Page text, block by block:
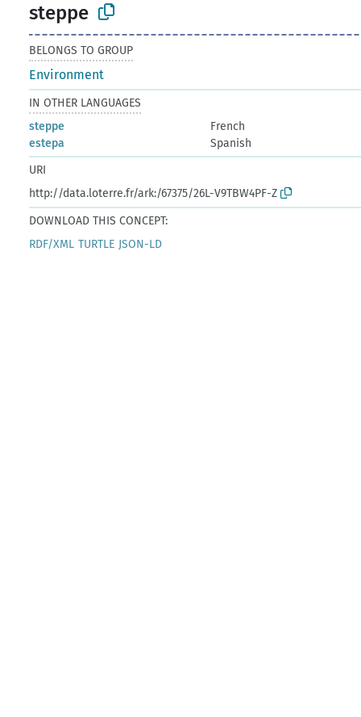
steppe
BELONGS TO GROUP
Environment
IN OTHER LANGUAGES
steppe
French
estepa
Spanish
URI
http://data.loterre.fr/ark:/67375/26L-V9TBW4PF-Z
DOWNLOAD THIS CONCEPT:
RDF/XML TURTLE JSON-LD